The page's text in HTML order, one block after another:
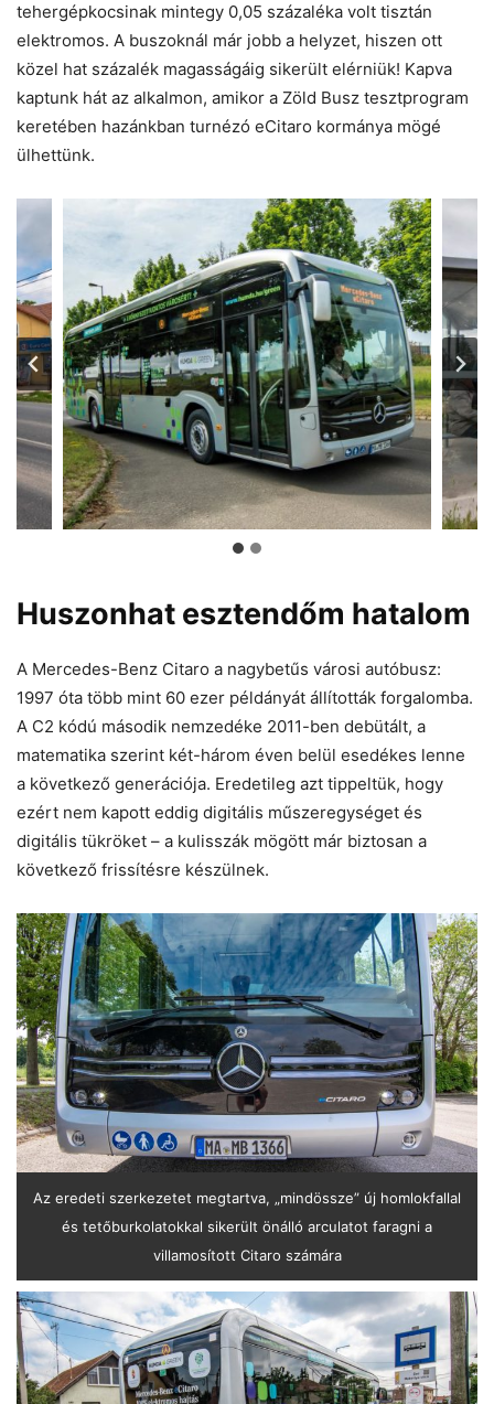
tehergépkocsinak mintegy 0,05 százaléka volt tisztán
elektromos. A buszoknál már jobb a helyzet, hiszen ott
közel hat százalék magasságáig sikerült elérniük! Kapva
kaptunk hát az alkalmon, amikor a Zöld Busz tesztprogram
keretében hazánkban turnézó eCitaro kormánya mögé
ülhettünk.
Huszonhat esztendőm hatalom
A Mercedes-Benz Citaro a nagybetűs városi autóbusz:
1997 óta több mint 60 ezer példányát állították forgalomba.
A C2 kódú második nemzedéke 2011-ben debütált, a
matematika szerint két-három éven belül esedékes lenne
a következő generációja. Eredetileg azt tippeltük, hogy
ezért nem kapott eddig digitális műszeregységet és
digitális tükröket – a kulisszák mögött már biztosan a
következő frissítésre készülnek.
Az eredeti szerkezetet megtartva, „mindössze” új homlokfallal
és tetőburkolatokkal sikerült önálló arculatot faragni a
villamosított Citaro számára